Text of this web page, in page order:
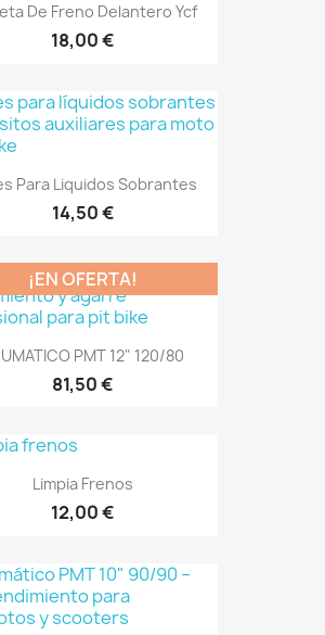
De Freno Delantero Ycf
18,00 €
Para Liquidos Sobrantes
14,50 €
PMT 12" 120/80
81,50 €
¡EN OFERTA!
Limpia Frenos
12,00 €